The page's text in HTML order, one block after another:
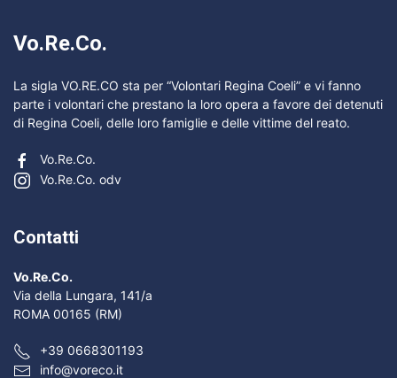
Vo.Re.Co.
La sigla VO.RE.CO sta per “Volontari Regina Coeli” e vi fanno
parte i volontari che prestano la loro opera a favore dei detenuti
di Regina Coeli, delle loro famiglie e delle vittime del reato.
Vo.Re.Co.
Vo.Re.Co. odv
Contatti
Vo.Re.Co.
Via della Lungara, 141/a
ROMA 00165 (RM)
+39 0668301193
info@voreco.it